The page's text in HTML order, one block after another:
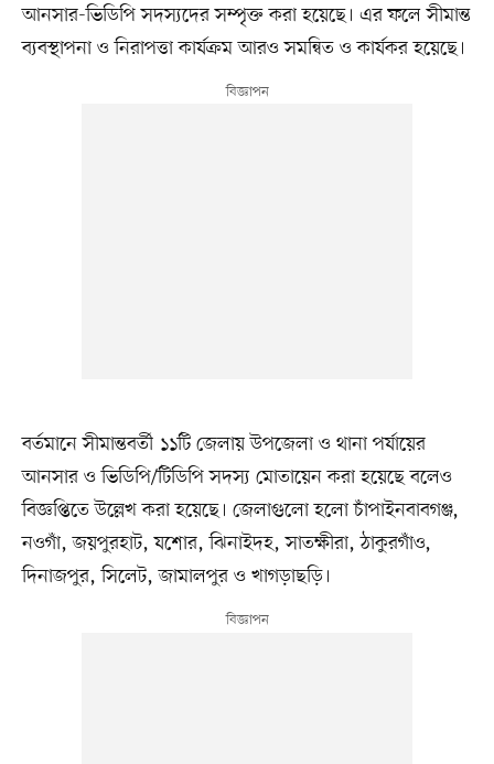
আনসার-ভিডিপি সদস্যদের সম্পৃক্ত করা হয়েছে। এর ফলে সীমান্ত
ব্যবস্থাপনা ও নিরাপত্তা কার্যক্রম আরও সমন্বিত ও কার্যকর হয়েছে।
বর্তমানে সীমান্তবর্তী ১১টি জেলায় উপজেলা ও থানা পর্যায়ের
আনসার ও ভিডিপি/টিডিপি সদস্য মোতায়েন করা হয়েছে বলেও
বিজ্ঞপ্তিতে উল্লেখ করা হয়েছে। জেলাগুলো হলো চাঁপাইনবাবগঞ্জ,
নওগাঁ, জয়পুরহাট, যশোর, ঝিনাইদহ, সাতক্ষীরা, ঠাকুরগাঁও,
দিনাজপুর, সিলেট, জামালপুর ও খাগড়াছড়ি।